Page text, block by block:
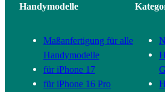
Handymodelle
Maßanfertigung für alle
Handymodelle
für iPhone 17
für iPhone 16 Pro